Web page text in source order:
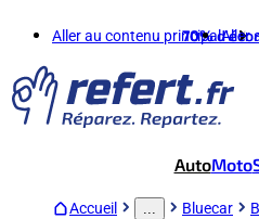
Aller au contenu principalAller
70%
AutoMoto
Accueil Bluecar